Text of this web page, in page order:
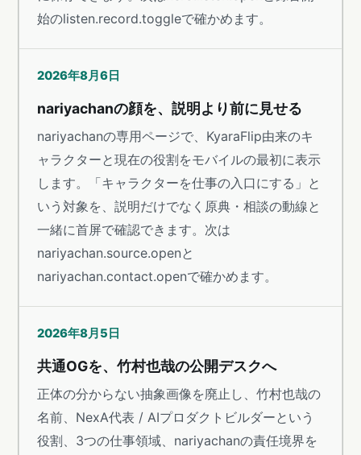
始のlisten.record.toggleで確かめます。
2026年8月6日
nariyachanの顔を、説明より前に見せる
nariyachanの専用ページで、KyaraFlip由来のキ
ャラクターと現在の役割をモバイルの最初に表示
します。「キャラクターを仕事の入口にする」と
いう対象を、説明だけでなく原典・相談の動線と
一緒に首屏で確認できます。次は
nariyachan.source.openと
nariyachan.contact.openで確かめます。
2026年8月5日
共通OGを、竹村也哉の公開デスクへ
正体の分からない抽象画像を廃止し、竹村也哉の
名前、NexA代表 / AIプロダクトビルダーという
役割、3つの仕事領域、nariyachanの責任境界を